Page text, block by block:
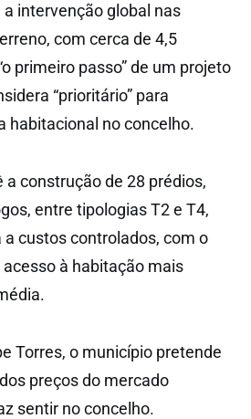
intervenção global nas
com cerca de 4,5
primeiro passo” de um projeto
“prioritário” para
habitacional no concelho.
a construção de 28 prédios,
entre tipologias T2 e T4,
custos controlados, com o
à habitação mais
Torres, o município pretende
preços do mercado
sentir no concelho.